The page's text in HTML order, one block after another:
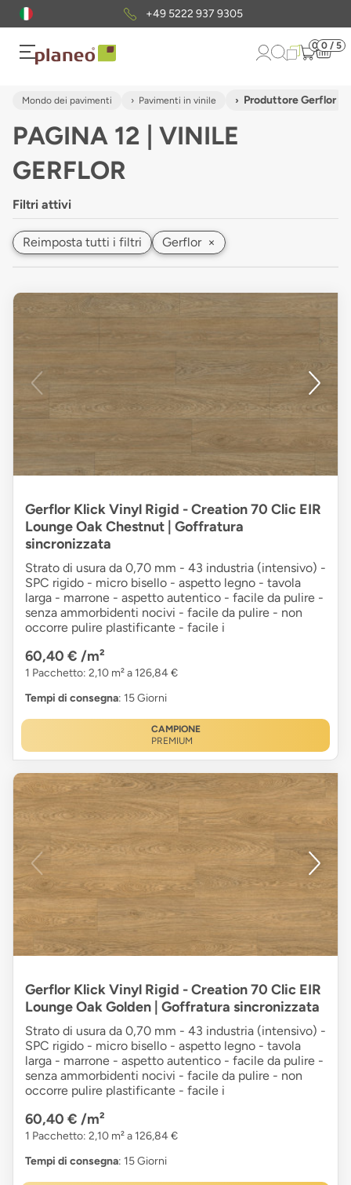
Pacchetto di campionigratuiti
0 0 / 5
Mondo dei pavimenti Pavimenti in vinile Produttore Gerflor
PAGINA 12 | VINILE
GERFLOR
Filtri attivi
Reimposta tutti i filtri Gerflor ×
Gerflor Klick Vinyl Rigid - Creation 70 Clic EIR
Lounge Oak Chestnut | Goffratura
sincronizzata
Strato di usura da 0,70 mm - 43 industria (intensivo) -
SPC rigido - micro bisello - aspetto legno - tavola
larga - marrone - aspetto autentico - facile da pulire -
senza ammorbidenti nocivi - facile da pulire - non
occorre pulire plastificante - facile i
60,40 € /m²
1 Pacchetto: 2,10 m² a 126,84 €
Tempi di consegna: 15 Giorni
CAMPIONE
PREMIUM
Gerflor Klick Vinyl Rigid - Creation 70 Clic EIR
Lounge Oak Golden | Goffratura sincronizzata
Strato di usura da 0,70 mm - 43 industria (intensivo) -
SPC rigido - micro bisello - aspetto legno - tavola
larga - marrone - aspetto autentico - facile da pulire -
senza ammorbidenti nocivi - facile da pulire - non
occorre pulire plastificante - facile i
60,40 € /m²
1 Pacchetto: 2,10 m² a 126,84 €
Tempi di consegna: 15 Giorni